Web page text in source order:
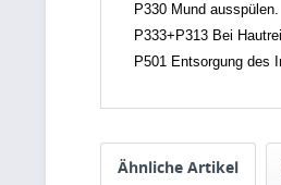
P330 Mund ausspülen.
P333+P313 Bei
P501 Entsorgung des
Ähnliche Artikel